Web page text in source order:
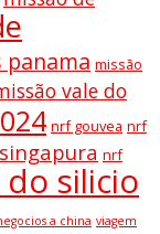
panama missão
vale do
nrf gouvea nrf
nrf
silicio
a china viagem